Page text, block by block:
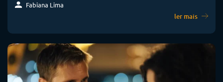
Fabiana Lima
ler mais